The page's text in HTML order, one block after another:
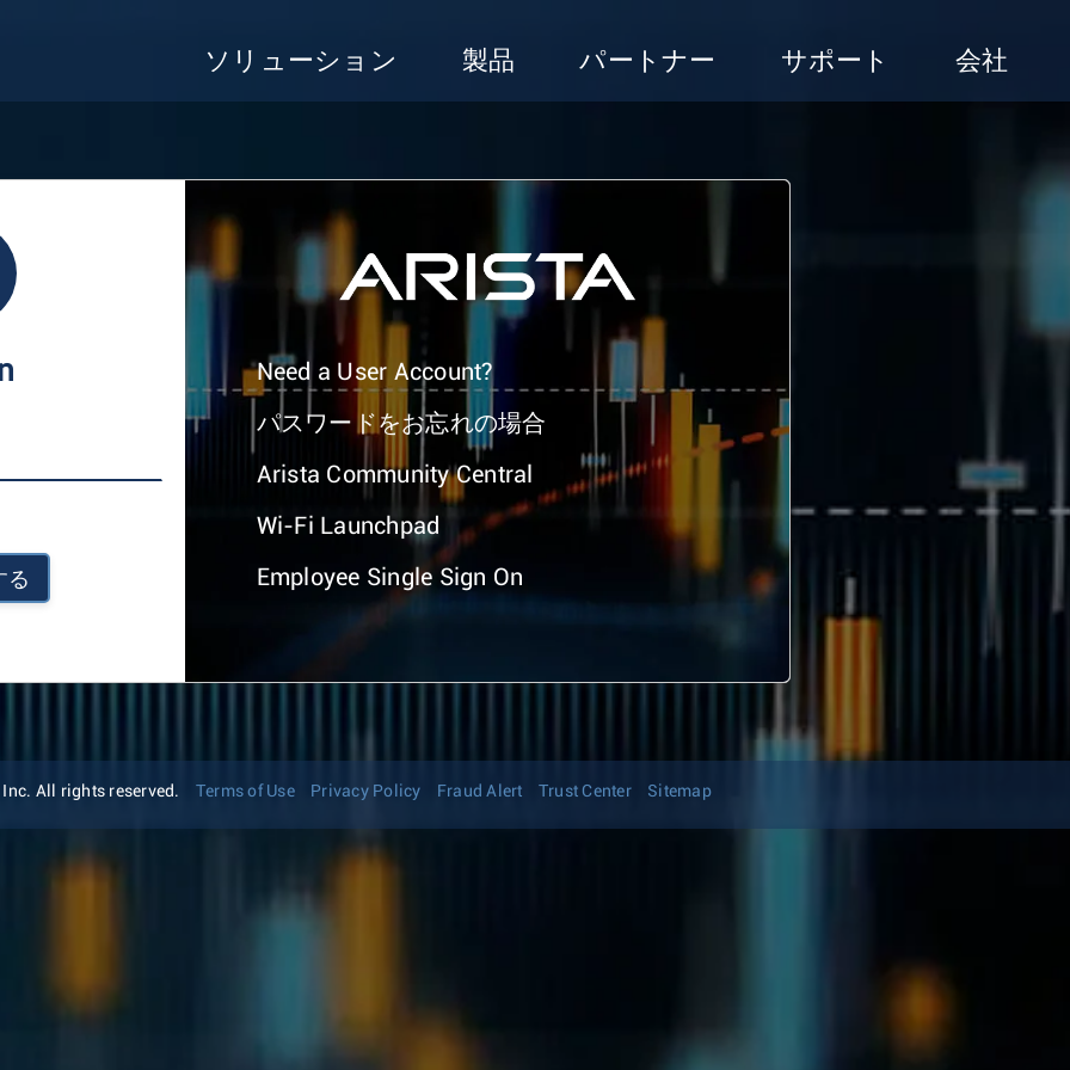
ソリューション 製品 パートナー サポート 会社
る
Need a User Account?
パスワードをお忘れの場合
Arista Community Central
Wi-Fi Launchpad
Employee Single Sign On
All rights reserved. Terms of Use Privacy Policy Fraud Alert Trust Center Sitemap